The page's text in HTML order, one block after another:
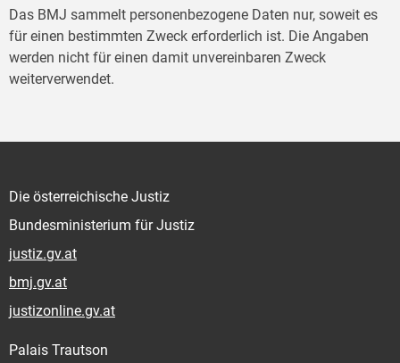
Das BMJ sammelt personenbezogene Daten nur, soweit es
für einen bestimmten Zweck erforderlich ist. Die Angaben
werden nicht für einen damit unvereinbaren Zweck
weiterverwendet.
Die österreichische Justiz
Bundesministerium für Justiz
justiz.gv.at
bmj.gv.at
justizonline.gv.at
Palais Trautson